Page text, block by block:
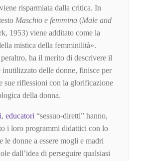
risparmiata dalla critica. In
Maschio e femmina (Male and
1953) viene additato come la
mistica della femminilità».
ha il merito di descrivere il
inutilizzato delle donne, finisce per
sue riflessioni con la glorificazione
della donna.
, educatori “sessuo-diretti” hanno,
i loro programmi didattici con lo
le donne a essere mogli e madri
dall’idea di perseguire qualsiasi